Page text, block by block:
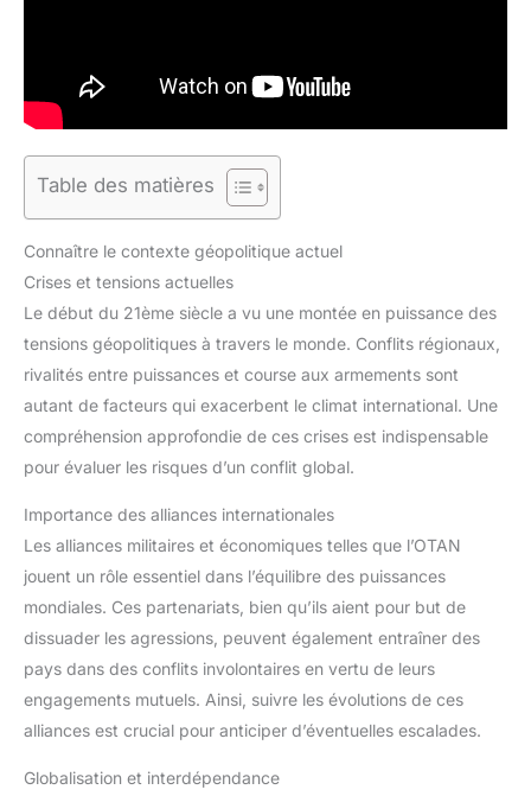
Table des matières
Connaître le contexte géopolitique actuel
Crises et tensions actuelles
Le début du 21ème siècle a vu une montée en puissance des
tensions géopolitiques à travers le monde. Conflits régionaux,
rivalités entre puissances et course aux armements sont
autant de facteurs qui exacerbent le climat international. Une
compréhension approfondie de ces crises est indispensable
pour évaluer les risques d’un conflit global.
Importance des alliances internationales
Les alliances militaires et économiques telles que l’OTAN
jouent un rôle essentiel dans l’équilibre des puissances
mondiales. Ces partenariats, bien qu’ils aient pour but de
dissuader les agressions, peuvent également entraîner des
pays dans des conflits involontaires en vertu de leurs
engagements mutuels. Ainsi, suivre les évolutions de ces
alliances est crucial pour anticiper d’éventuelles escalades.
Globalisation et interdépendance